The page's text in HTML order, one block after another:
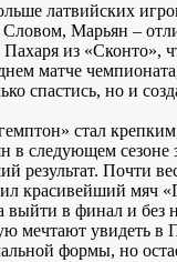
латвийских
Словом, Марьян –
из «Сконто»,
матче
спастись, но и
стал
в следующем сезоне
результат. Почти
красивейший мяч
выйти в финал и без
мечтают увидеть в
формы, но